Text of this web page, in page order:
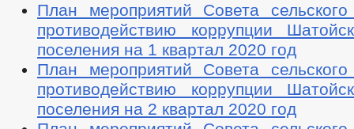
План мероприятий Совета
противодействию коррупции
поселения на 1 квартал 2020 год
План мероприятий Совета
противодействию коррупции
поселения на 2 квартал 2020 год